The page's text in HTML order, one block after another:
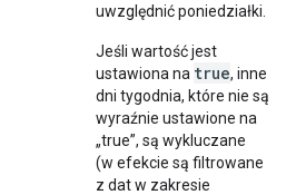
uwzględnić poniedziałki.
Jeśli wartość jest
ustawiona na true, inne
dni tygodnia, które nie są
wyraźnie ustawione na
„true”, są wykluczane
(w efekcie są filtrowane
z dat w zakresie